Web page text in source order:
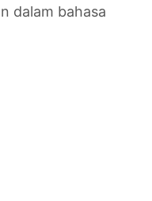
dalam bahasa